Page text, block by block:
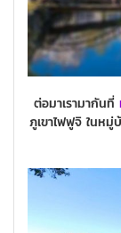
ต่อมาเรามากันที่
ภูเขาไฟฟูจิ ในห